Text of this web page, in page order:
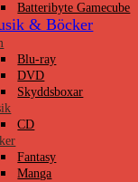
Batteribyte Gamecube
& Böcker
Blu-ray
DVD
Skyddsboxar
CD
Fantasy
Manga